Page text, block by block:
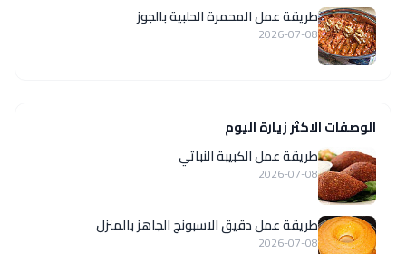
طريقة عمل المحمرة الحلبية بالجوز
2026-07-08
الوصفات الاكثر زيارة اليوم
طريقة عمل الكبيبة النباتي
2026-07-08
طريقة عمل دقيق الاسبونج الجاهز بالمنزل
2026-07-08